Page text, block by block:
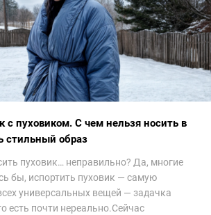
пуховиком. С чем нельзя носить в
стильный образ
пуховик… неправильно? Да, многие
бы, испортить пуховик — самую
универсальных вещей — задачка
есть почти нереально.Сейчас